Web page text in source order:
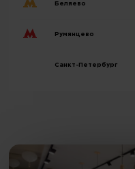
Беляево
Румянцево
Санкт-Петербург